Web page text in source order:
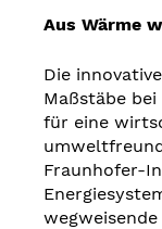
Aus Wärme
Die
Maßstäbe
für eine
Fraunhofer-